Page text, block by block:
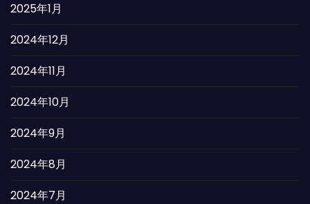
2025年1月
2024年12月
2024年11月
2024年10月
2024年9月
2024年8月
2024年7月